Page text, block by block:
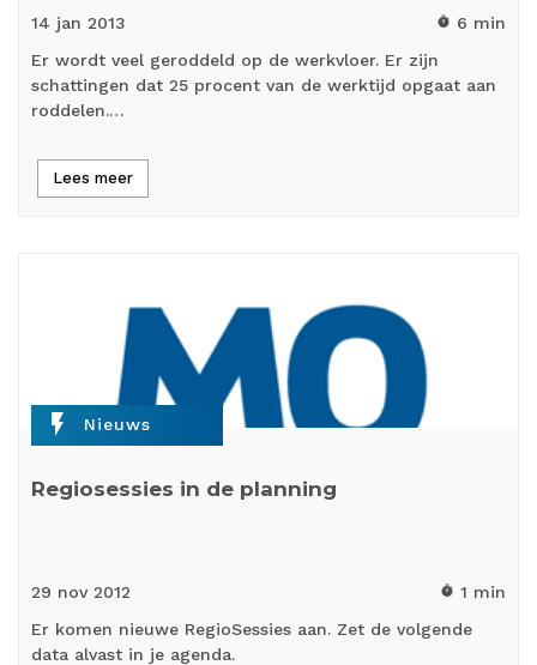
14 jan 2013 timer 6 min
Er wordt veel geroddeld op de werkvloer. Er zijn
schattingen dat 25 procent van de werktijd opgaat aan
roddelen.…
Lees meer
flash_on Nieuws
Regiosessies in de planning
29 nov 2012 timer 1 min
Er komen nieuwe RegioSessies aan. Zet de volgende
data alvast in je agenda.